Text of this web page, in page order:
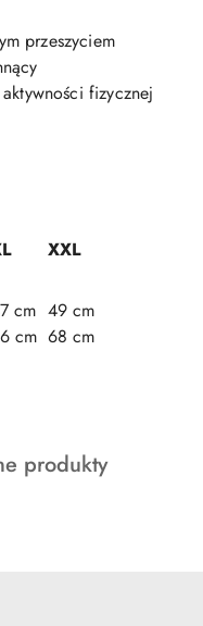
przeszyciem
fizycznej
XXL
cm 49 cm
cm 68 cm
produkty